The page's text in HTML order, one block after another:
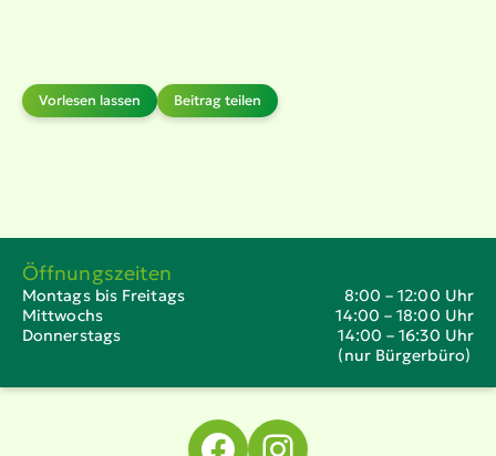
Öffnungszeiten
Montags bis Freitags
8:00 – 12:00 Uhr
Mittwochs
14:00 – 18:00 Uhr
Donnerstags
14:00 – 16:30 Uhr
(nur Bürgerbüro)
Vorlesen lassen Beitrag teilen